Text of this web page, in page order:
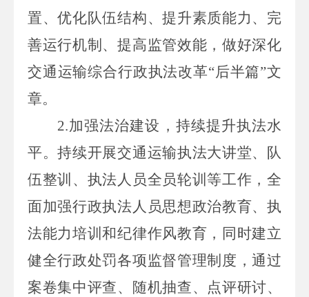
置、优化队伍结构、提升素质能力、完
善运行机制、提高监管效能，做好深化
交通运输综合行政执法改革“后半篇”文
章。
2.加强法治建设，持续提升执法水
平。持续开展交通运输执法大讲堂、队
伍整训、执法人员全员轮训等工作，全
面加强行政执法人员思想政治教育、执
法能力培训和纪律作风教育，同时建立
健全行政处罚各项监督管理制度，通过
案卷集中评查、随机抽查、点评研讨、